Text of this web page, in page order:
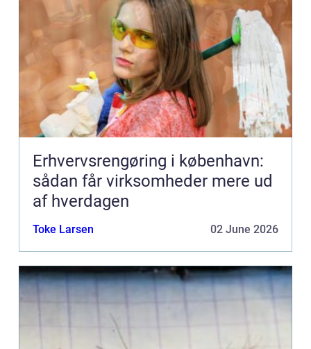
Erhvervsrengøring i københavn:
sådan får virksomheder mere ud
af hverdagen
Toke Larsen 02 June 2026